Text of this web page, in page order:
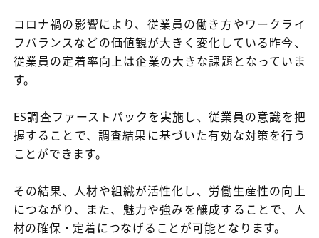
コロナ禍の影響により、従業員の働き方やワークライ
フバランスなどの価値観が大きく変化している昨今、
従業員の定着率向上は企業の大きな課題となっていま
す。
ES調査ファーストパックを実施し、従業員の意識を把
握することで、調査結果に基づいた有効な対策を行う
ことができます。
その結果、人材や組織が活性化し、労働生産性の向上
につながり、また、魅力や強みを醸成することで、人
材の確保・定着につなげることが可能となります。